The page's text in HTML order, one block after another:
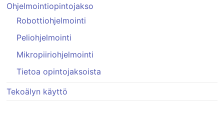
Ohjelmointiopintojakso
Robottiohjelmointi
Peliohjelmointi
Mikropiiriohjelmointi
Tietoa opintojaksoista
Tekoälyn käyttö